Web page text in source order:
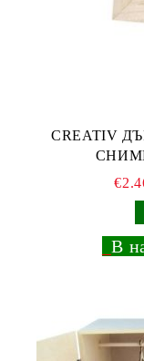
CREATIV
_В